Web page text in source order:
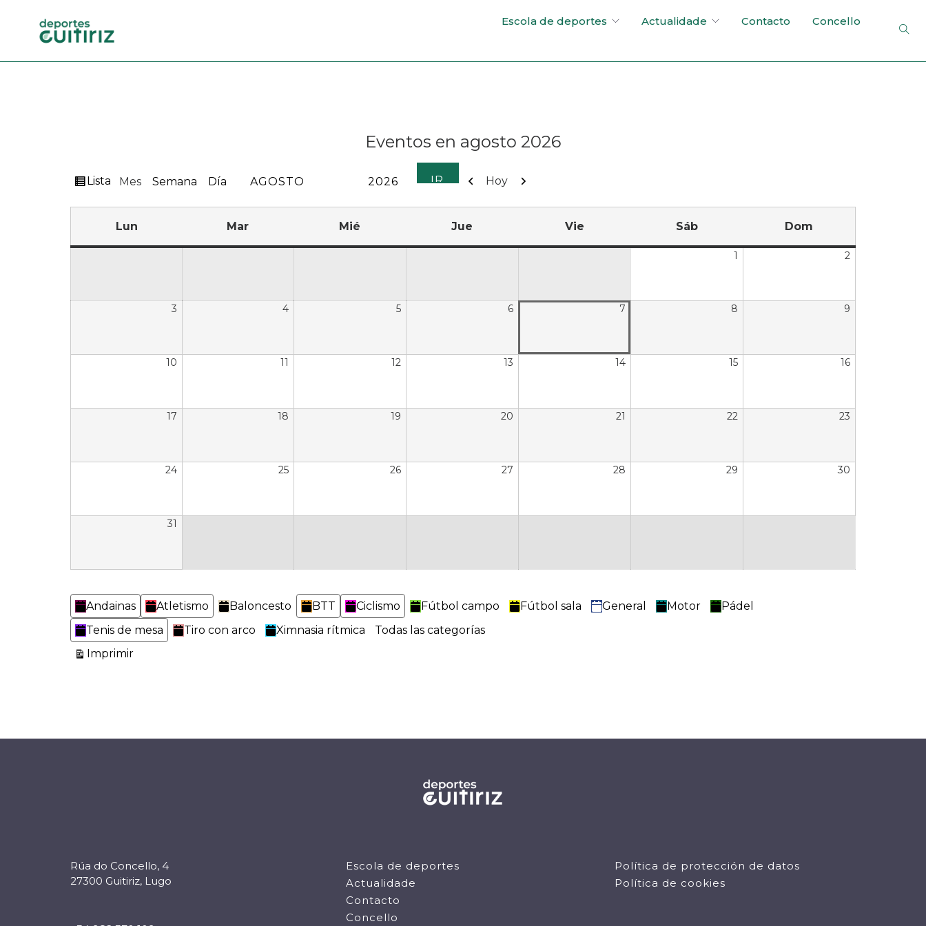
Escola de deportes Actualidade Contacto Concello
Eventos en agosto 2026
Ver
Lista Mes Semana Día MES
AÑO
Anterior
Hoy Siguiente
Lun Mar Mié Jue Vie Sáb Dom
1 2
3 4 5 6 7 8 9
10 11 12 13 14 15 16
17 18 19 20 21 22 23
24 25 26 27 28 29 30
31
Categorías
Andainas Atletismo Baloncesto BTT Ciclismo Fútbol campo Fútbol sala General Motor
Pádel
Tenis de mesa
Tiro con arco Ximnasia rítmica
Todas las categorías
ImprimirVistas
Rúa do Concello, 4
27300 Guitiriz, Lugo
Escola de deportes
Actualidade
Contacto
Concello
Política de protección de datos
Política de cookies